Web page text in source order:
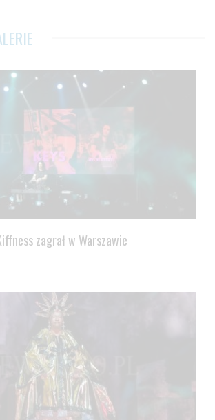
zagrał w Warszawie